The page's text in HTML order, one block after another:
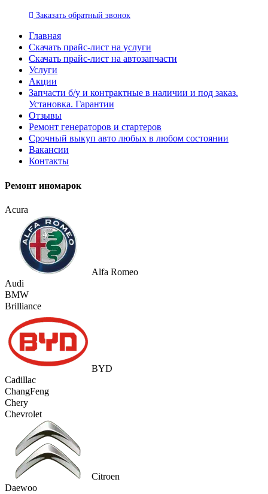
Заказать обратный звонок
Главная
Скачать прайс-лист на услуги
Скачать прайс-лист на автозапчасти
Услуги
Акции
Запчасти б/у и контрактные в наличии и под заказ.
Установка. Гарантии
Отзывы
Ремонт генераторов и стартеров
Cрочный выкуп авто любых в любом состоянии
Вакансии
Контакты
Ремонт иномарок
Acura
Alfa Romeo
Audi
BMW
Brilliance
BYD
Cadillac
ChangFeng
Chery
Chevrolet
Citroen
Daewoo